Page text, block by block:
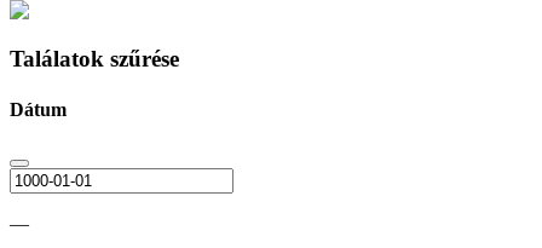
Találatok szűrése
Dátum
—